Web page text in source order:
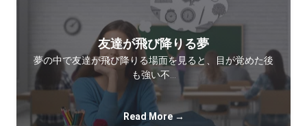
友達が飛び降りる夢
夢の中で友達が飛び降りる場面を見ると、目が覚めた後
も強い不…
Read More →